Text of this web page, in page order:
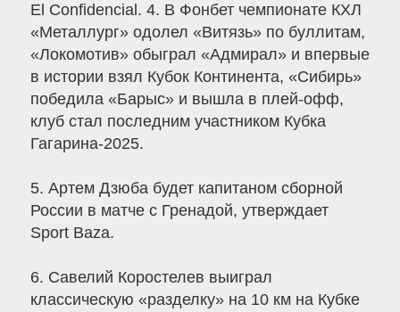
El Confidencial. 4. В Фонбет чемпионате КХЛ
«Металлург» одолел «Витязь» по буллитам,
«Локомотив» обыграл «Адмирал» и впервые
в истории взял Кубок Континента, «Сибирь»
победила «Барыс» и вышла в плей-офф,
клуб стал последним участником Кубка
Гагарина-2025.
5. Артем Дзюба будет капитаном сборной
России в матче с Гренадой, утверждает
Sport Baza.
6. Савелий Коростелев выиграл
классическую «разделку» на 10 км на Кубке